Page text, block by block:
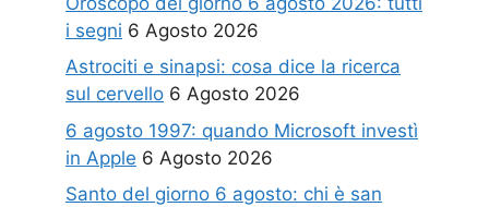
i segni 6 Agosto 2026
Astrociti e sinapsi: cosa dice la ricerca
sul cervello 6 Agosto 2026
6 agosto 1997: quando Microsoft investì
in Apple 6 Agosto 2026
Santo del giorno 6 agosto: chi è san